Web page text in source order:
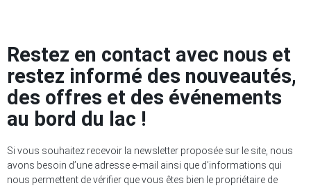
Restez en contact avec nous et
restez informé des nouveautés,
des offres et des événements
au bord du lac !
Si vous souhaitez recevoir la newsletter proposée sur le site, nous
avons besoin d’une adresse e-mail ainsi que d’informations qui
nous permettent de vérifier que vous êtes bien le propriétaire de